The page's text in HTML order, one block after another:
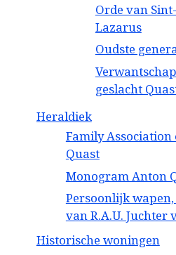
Orde van
Lazarus
Oudste
geslacht
Heraldiek
Family Association
Quast
Monogram Anton
Persoonlijk
van R.A.U. Juchter
Historische woningen